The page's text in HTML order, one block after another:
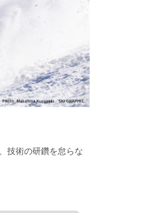
技術の研鑽を怠らな